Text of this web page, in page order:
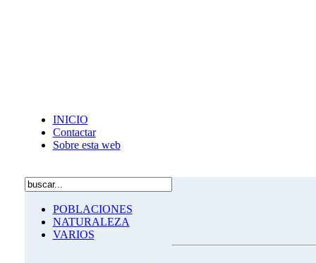
INICIO
Contactar
Sobre esta web
POBLACIONES
NATURALEZA
VARIOS